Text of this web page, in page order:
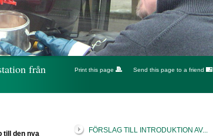
från
Print this page Send this page to a friend
till den nya
FÖRSLAG TILL INTRODUKTION AV...